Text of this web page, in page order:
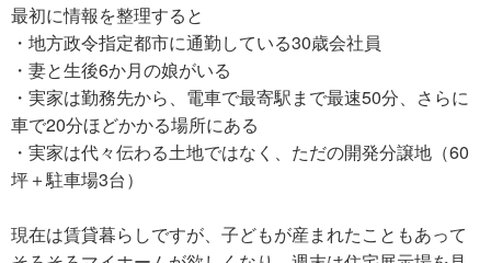
最初に情報を整理すると
・地方政令指定都市に通勤している30歳会社員
・妻と生後6か月の娘がいる
・実家は勤務先から、電車で最寄駅まで最速50分、さらに
車で20分ほどかかる場所にある
・実家は代々伝わる土地ではなく、ただの開発分譲地（60
坪＋駐車場3台）
現在は賃貸暮らしですが、子どもが産まれたこともあって